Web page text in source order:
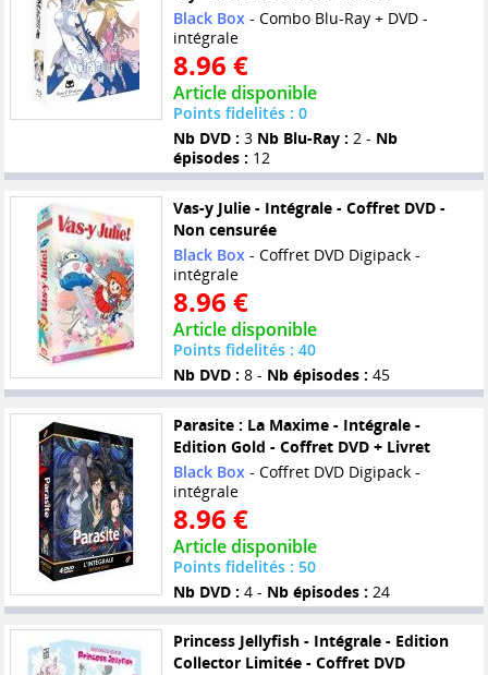
Black Box - Combo Blu-Ray + DVD -
intégrale
8.96 €
Article disponible
Points fidelités : 0
Nb DVD : 3 Nb Blu-Ray : 2 - Nb
épisodes : 12
Vas-y Julie - Intégrale - Coffret DVD -
Non censurée
Black Box - Coffret DVD Digipack -
intégrale
8.96 €
Article disponible
Points fidelités : 40
Nb DVD : 8 - Nb épisodes : 45
Parasite : La Maxime - Intégrale -
Edition Gold - Coffret DVD + Livret
Black Box - Coffret DVD Digipack -
intégrale
8.96 €
Article disponible
Points fidelités : 50
Nb DVD : 4 - Nb épisodes : 24
Princess Jellyfish - Intégrale - Edition
Collector Limitée - Coffret DVD